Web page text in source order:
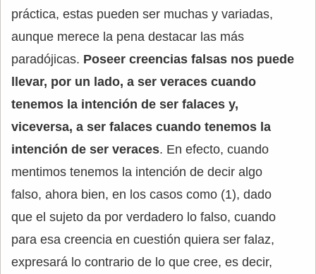
práctica, estas pueden ser muchas y variadas,
aunque merece la pena destacar las más
paradójicas. Poseer creencias falsas nos puede
llevar, por un lado, a ser veraces cuando
tenemos la intención de ser falaces y,
viceversa, a ser falaces cuando tenemos la
intención de ser veraces. En efecto, cuando
mentimos tenemos la intención de decir algo
falso, ahora bien, en los casos como (1), dado
que el sujeto da por verdadero lo falso, cuando
para esa creencia en cuestión quiera ser falaz,
expresará lo contrario de lo que cree, es decir,